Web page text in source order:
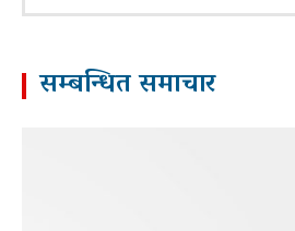
सम्बन्धित समाचार